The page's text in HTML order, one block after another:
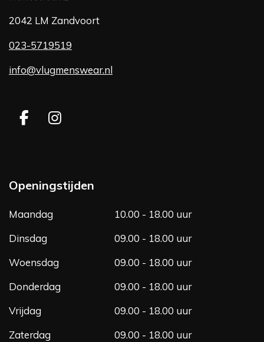
2042 LM Zandvoort
023-5719519
info@vlugmenswear.nl
F
b
o
o
k
I
a
g
Openingstijden
Maandag
10.00 - 18.00 uur
Dinsdag
09.00 - 18.00 uur
Woensdag
09.00 - 18.00 uur
Donderdag
09.00 - 18.00 uur
Vrijdag
09.00 - 18.00 uur
Zaterdag
09.00 - 18.00 uur